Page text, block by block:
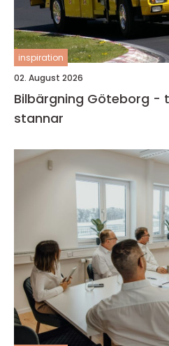
inspiration
02. August 2026
Bilbärgning Göteborg -
stannar